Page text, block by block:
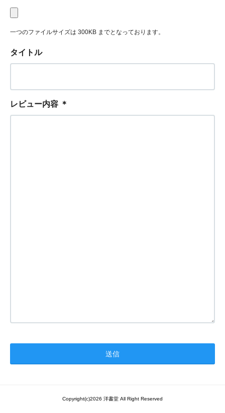
一つのファイルサイズは 300KB までとなっております。
タイトル
レビュー内容 ＊
Copyright(c)2026 洋書堂 All Right Reserved